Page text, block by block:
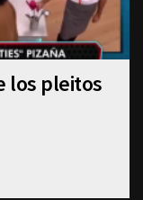
los pleitos